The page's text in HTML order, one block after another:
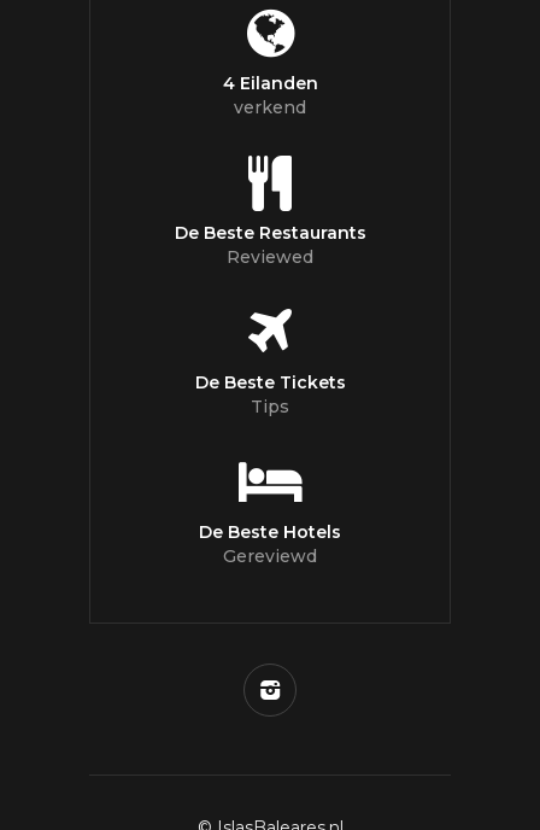
4 Eilanden
verkend
De Beste Restaurants
Reviewed
De Beste Tickets
Tips
De Beste Hotels
Gereviewd